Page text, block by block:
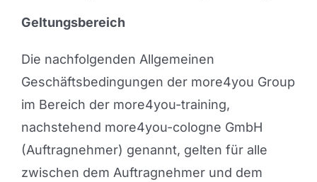
Geltungsbereich
Die nachfolgenden Allgemeinen
Geschäftsbedingungen der more4you Group
im Bereich der more4you-training,
nachstehend more4you-cologne GmbH
(Auftragnehmer) genannt, gelten für alle
zwischen dem Auftragnehmer und dem